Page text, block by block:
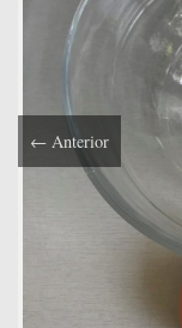
← Anterior